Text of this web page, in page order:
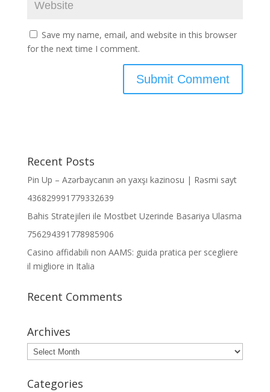
Save my name, email, and website in this browser
for the next time I comment.
Recent Posts
Pin Up – Azərbaycanın ən yaxşı kazinosu | Rəsmi sayt
436829991779332639
Bahis Stratejileri ile Mostbet Uzerinde Basariya Ulasma
756294391778985906
Casino affidabili non AAMS: guida pratica per scegliere
il migliore in Italia
Recent Comments
Archives
Archives
Categories